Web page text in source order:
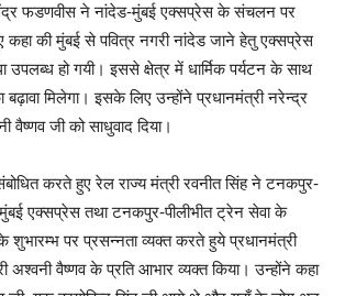
फडणवीस ने नांदेड-मुंबई एक्सप्रेस के संचलन पर
कहा की मुंबई से पवित्र नगरी नांदेड जाने हेतु एक्सप्रेस
उपलब्ध हो गयी। इससे क्षेत्र में धार्मिक पर्यटन के साथ
बढ़ावा मिलेगा। इसके लिए उन्होंने प्रधानमंत्री नरेन्द्र
वैष्णव जी को साधुवाद दिया।
करते हुए रेल राज्य मंत्री रवनीत सिंह ने टनकपुर-
एक्सप्रेस तथा टनकपुर-पीलीभीत ट्रेन सेवा के
शुभारम्भ पर प्रसन्नता व्यक्त करते हुये प्रधानमंत्री
अश्वनी वैष्णव के प्रति आभार व्यक्त किया। उन्होंने कहा